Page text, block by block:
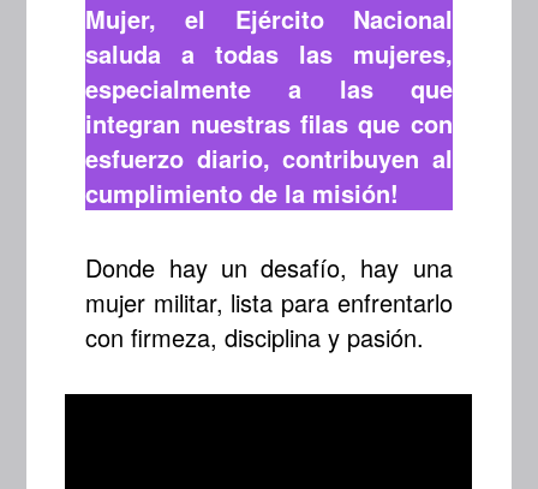
Mujer, el Ejército Nacional
saluda a todas las mujeres,
especialmente a las que
integran nuestras filas que con
esfuerzo diario, contribuyen al
cumplimiento de la misión!
Donde hay un desafío, hay una
mujer militar, lista para enfrentarlo
con firmeza, disciplina y pasión.